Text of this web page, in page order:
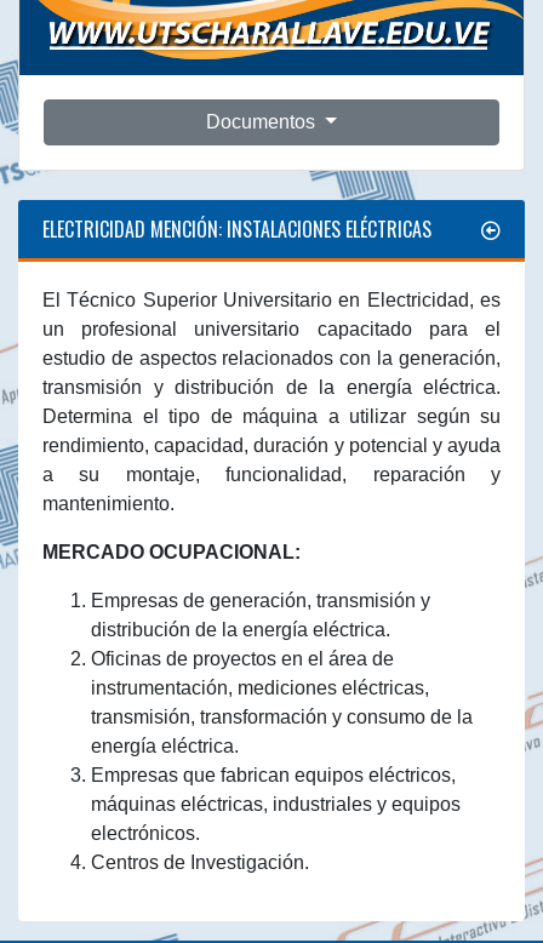
Documentos
ELECTRICIDAD MENCIÓN: INSTALACIONES ELÉCTRICAS
El Técnico Superior Universitario en Electricidad, es
un profesional universitario capacitado para el
estudio de aspectos relacionados con la generación,
transmisión y distribución de la energía eléctrica.
Determina el tipo de máquina a utilizar según su
rendimiento, capacidad, duración y potencial y ayuda
a su montaje, funcionalidad, reparación y
mantenimiento.
MERCADO OCUPACIONAL:
Empresas de generación, transmisión y
distribución de la energía eléctrica.
Oficinas de proyectos en el área de
instrumentación, mediciones eléctricas,
transmisión, transformación y consumo de la
energía eléctrica.
Empresas que fabrican equipos eléctricos,
máquinas eléctricas, industriales y equipos
electrónicos.
Centros de Investigación.